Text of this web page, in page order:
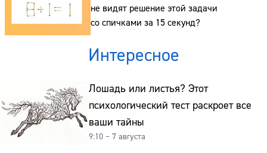
не видят решение этой задачи
со спичками за 15 секунд?
Интересное
Лошадь или листья? Этот
психологический тест раскроет все
ваши тайны
9:10 – 7 августа